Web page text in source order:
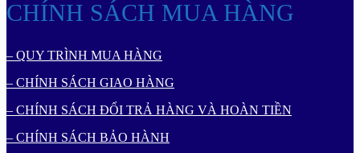
CHÍNH SÁCH MUA HÀNG
– QUY TRÌNH MUA HÀNG
– CHÍNH SÁCH GIAO HÀNG
– CHÍNH SÁCH ĐỔI TRẢ HÀNG VÀ HOÀN TIỀN
– CHÍNH SÁCH BẢO HÀNH